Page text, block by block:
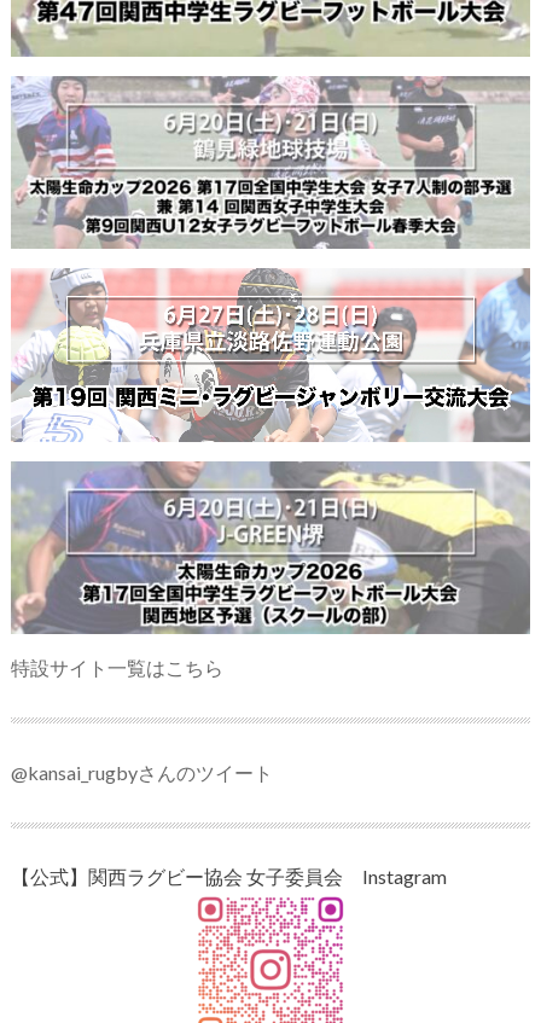
特設サイト一覧はこちら
@kansai_rugbyさんのツイート
【公式】関西ラグビー協会 女子委員会 Instagram